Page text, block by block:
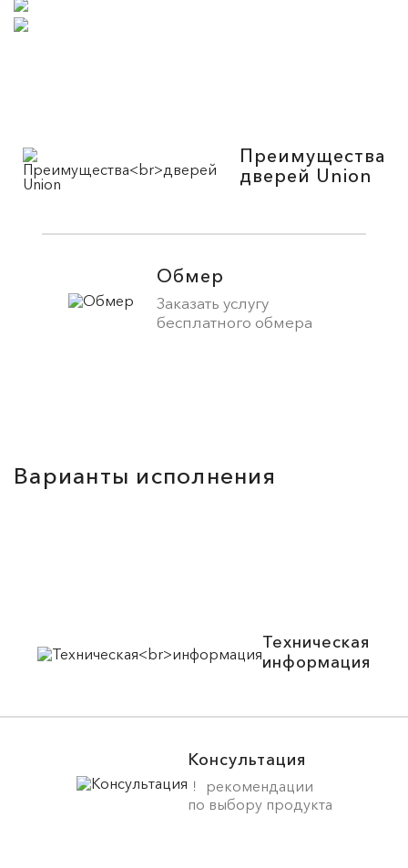
Преимущества
дверей Union
Обмер
Заказать услугу
бесплатного обмера
Варианты исполнения
Техническая
информация
Консультация
рекомендации
по выбору продукта